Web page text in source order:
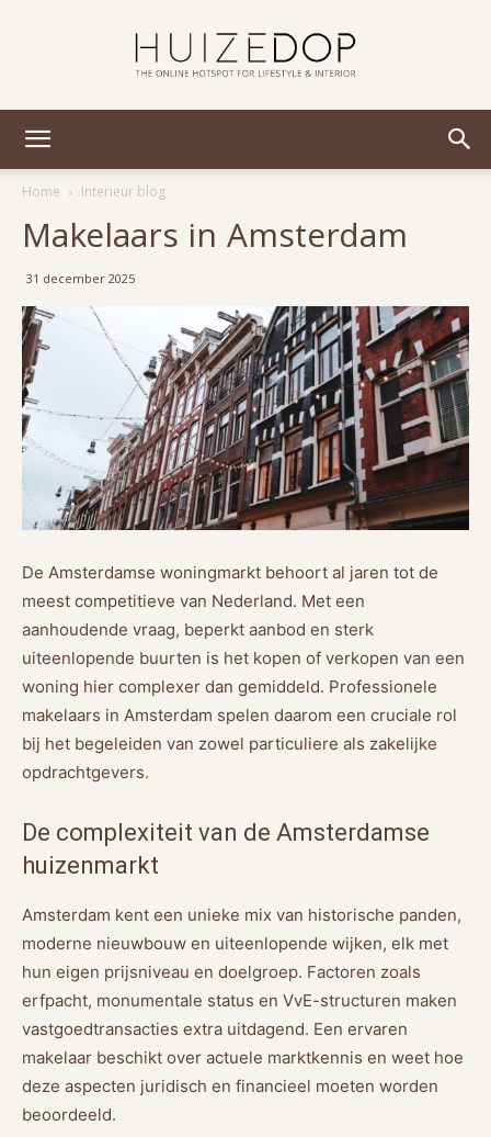
Home
Interieur blog
Makelaars in Amsterdam
31 december 2025
De Amsterdamse woningmarkt behoort al jaren tot de
meest competitieve van Nederland. Met een
aanhoudende vraag, beperkt aanbod en sterk
uiteenlopende buurten is het kopen of verkopen van een
woning hier complexer dan gemiddeld. Professionele
makelaars in Amsterdam spelen daarom een cruciale rol
bij het begeleiden van zowel particuliere als zakelijke
opdrachtgevers.
De complexiteit van de Amsterdamse
huizenmarkt
Amsterdam kent een unieke mix van historische panden,
moderne nieuwbouw en uiteenlopende wijken, elk met
hun eigen prijsniveau en doelgroep. Factoren zoals
erfpacht, monumentale status en VvE-structuren maken
vastgoedtransacties extra uitdagend. Een ervaren
makelaar beschikt over actuele marktkennis en weet hoe
deze aspecten juridisch en financieel moeten worden
beoordeeld.